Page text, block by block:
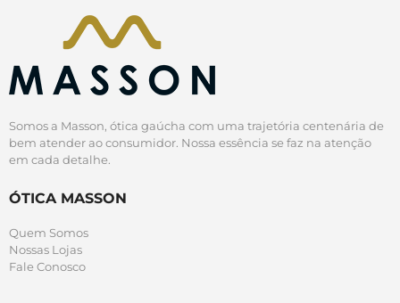
Somos a Masson, ótica gaúcha com uma trajetória centenária de
bem atender ao consumidor. Nossa essência se faz na atenção
em cada detalhe.
ÓTICA MASSON
Quem Somos
Nossas Lojas
Fale Conosco